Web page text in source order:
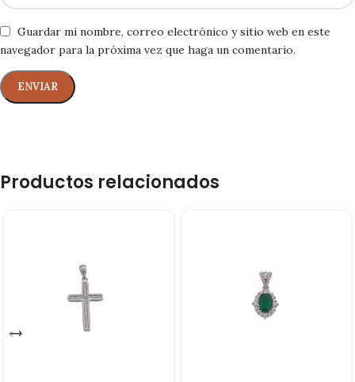
Guardar mi nombre, correo electrónico y sitio web en este
navegador para la próxima vez que haga un comentario.
Productos relacionados